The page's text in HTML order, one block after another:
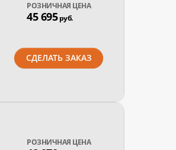
РОЗНИЧНАЯ ЦЕНА
45 695руб.
СДЕЛАТЬ ЗАКАЗ
РОЗНИЧНАЯ ЦЕНА